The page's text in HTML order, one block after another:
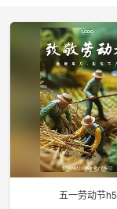
五一劳动节h5